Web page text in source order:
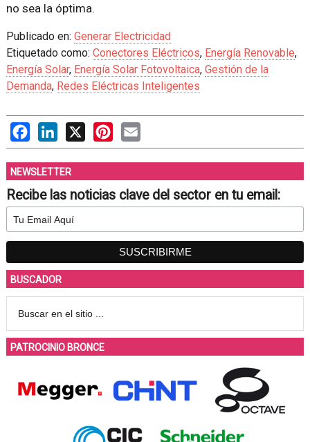
no sea la óptima.
Publicado en: Generar Electricidad
Etiquetado como: Conectores Eléctricos, Energía Renovable,
Energía Solar, Energía Solar Fotovoltaica, Gestión de la
Demanda, Redes Eléctricas Inteligentes
FacebookLinkedIn
X PinterestEmail
NEWSLETTER
Recibe las noticias clave del sector en tu email:
BUSCADOR
PATROCINIO BRONCE